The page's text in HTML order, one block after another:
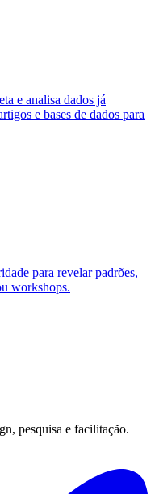
e analisa dados já
e bases de dados para
para revelar padrões,
workshops.
pesquisa e facilitação.